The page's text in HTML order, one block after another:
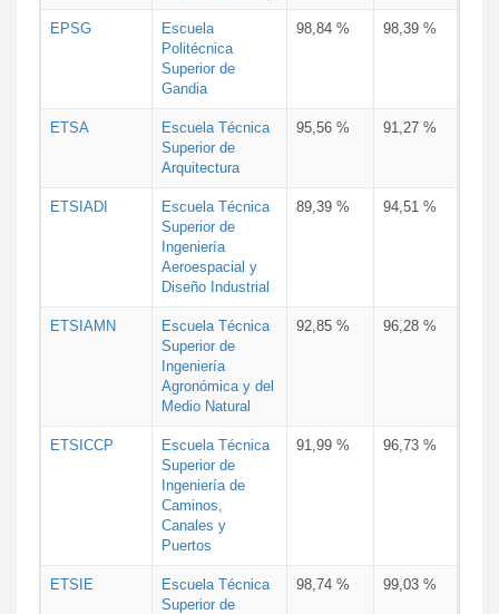
EPSG
Escuela
Politécnica
Superior de
Gandia
98,84 % 98,39 %
ETSA
Escuela Técnica
Superior de
Arquitectura
95,56 % 91,27 %
ETSIADI
Escuela Técnica
Superior de
Ingeniería
Aeroespacial y
Diseño Industrial
89,39 % 94,51 %
ETSIAMN
Escuela Técnica
Superior de
Ingeniería
Agronómica y del
Medio Natural
92,85 % 96,28 %
ETSICCP
Escuela Técnica
Superior de
Ingeniería de
Caminos,
Canales y
Puertos
91,99 % 96,73 %
ETSIE
Escuela Técnica
Superior de
98,74 % 99,03 %